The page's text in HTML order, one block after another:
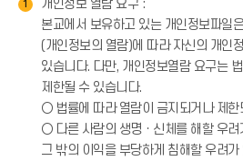
1
개인정보 열람 요구 :
본교에서 보유하고 있는 개인정보파일
(개인정보의 열람)에 따라 자신의 개인
있습니다. 다만, 개인정보열람 요구는
제한될 수 있습니다.
○ 법률에 따라 열람이 금지되거나 제한
○ 다른 사람의 생명ㆍ신체를 해할 우
그 밖의 이익을 부당하게 침해할 우려가